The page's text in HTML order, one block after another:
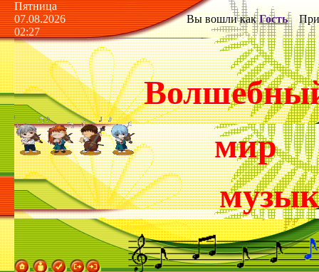
Пятница
07.08.2026
02:27
Вы вошли как Гость
мир